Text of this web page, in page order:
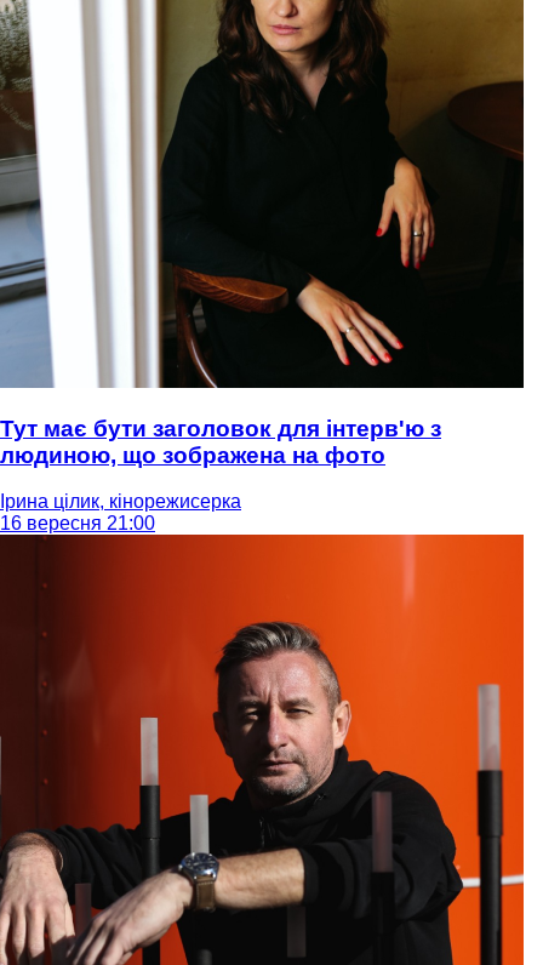
Тут має бути заголовок для інтерв'ю з
людиною, що зображена на фото
Ірина цілик, кінорежисерка
16 вересня 21:00